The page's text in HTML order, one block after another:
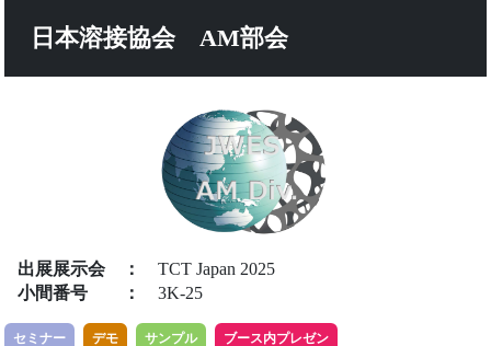
日本溶接協会 AM部会
出展展示会 ： TCT Japan 2025
小間番号
： 3K-25
セミナー デモ サンプル ブース内プレゼン